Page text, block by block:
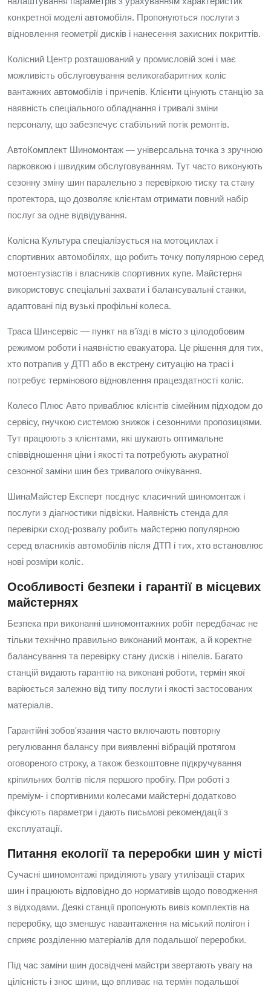
конкретної моделі автомобіля. Пропонуються послуги з
відновлення геометрії дисків і нанесення захисних покриттів.
Колісний Центр розташований у промисловій зоні і має
можливість обслуговування великогабаритних коліс
вантажних автомобілів і причепів. Клієнти цінують станцію за
наявність спеціального обладнання і тривалі зміни
персоналу, що забезпечує стабільний потік ремонтів.
АвтоКомплект Шиномонтаж — універсальна точка з зручною
парковкою і швидким обслуговуванням. Тут часто виконують
сезонну зміну шин паралельно з перевіркою тиску та стану
протектора, що дозволяє клієнтам отримати повний набір
послуг за одне відвідування.
Колісна Культура спеціалізується на мотоциклах і
спортивних автомобілях, що робить точку популярною серед
мотоентузіастів і власників спортивних купе. Майстерня
використовує спеціальні захвати і балансувальні станки,
адаптовані під вузькі профільні колеса.
Траса Шинсервіс — пункт на в'їзді в місто з цілодобовим
режимом роботи і наявністю евакуатора. Це рішення для тих,
хто потрапив у ДТП або в екстрену ситуацію на трасі і
потребує термінового відновлення працездатності коліс.
Колесо Плюс Авто приваблює клієнтів сімейним підходом до
сервісу, гнучкою системою знижок і сезонними пропозиціями.
Тут працюють з клієнтами, які шукають оптимальне
співвідношення ціни і якості та потребують акуратної
сезонної заміни шин без тривалого очікування.
ШинаМайстер Експерт поєднує класичний шиномонтаж і
послуги з діагностики підвіски. Наявність стенда для
перевірки сход-розвалу робить майстерню популярною
серед власників автомобілів після ДТП і тих, хто встановлює
нові розміри коліс.
Особливості безпеки і гарантії в місцевих
майстернях
Безпека при виконанні шиномонтажних робіт передбачає не
тільки технічно правильно виконаний монтаж, а й коректне
балансування та перевірку стану дисків і ніпелів. Багато
станцій видають гарантію на виконані роботи, термін якої
варіюється залежно від типу послуги і якості застосованих
матеріалів.
Гарантійні зобов'язання часто включають повторну
регулювання балансу при виявленні вібрацій протягом
оговореного строку, а також безкоштовне підкручування
кріпильних болтів після першого пробігу. При роботі з
преміум- і спортивними колесами майстерні додатково
фіксують параметри і дають письмові рекомендації з
експлуатації.
Питання екології та переробки шин у місті
Сучасні шиномонтажі приділяють увагу утилізації старих
шин і працюють відповідно до нормативів щодо поводження
з відходами. Деякі станції пропонують вивіз комплектів на
переробку, що зменшує навантаження на міський полігон і
сприяє розділенню матеріалів для подальшої переробки.
Під час заміни шин досвідчені майстри звертають увагу на
цілісність і знос шини, що впливає на термін подальшої